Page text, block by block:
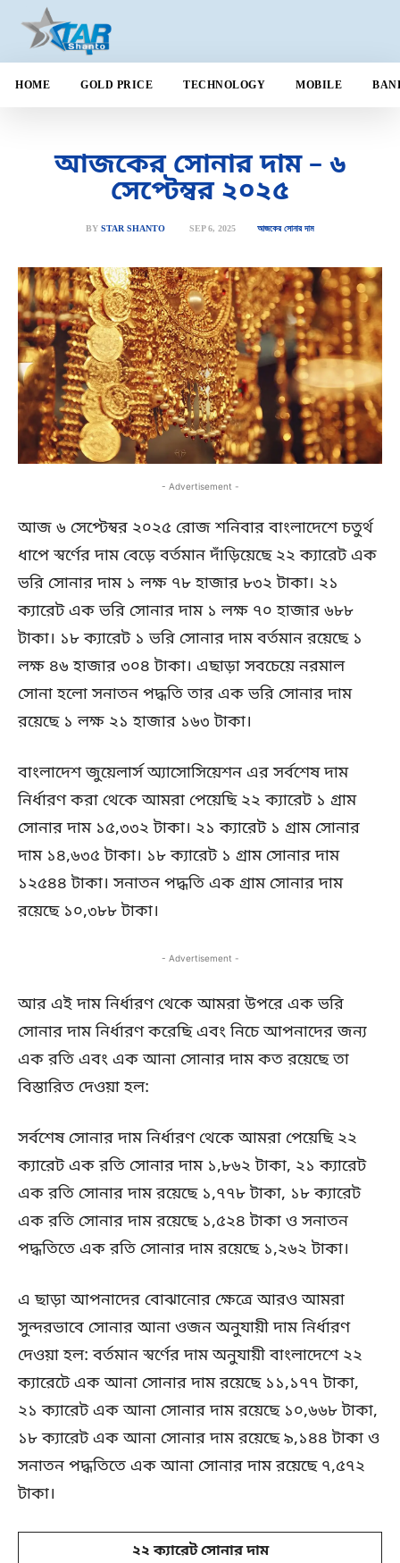
HOME GOLD PRICE TECHNOLOGY MOBILE
আজকের সোনার দাম – ৬
সেপ্টেম্বর ২০২৫
BY STAR SHANTO SEP 6, 2025 আজকের সোনার দাম
- Advertisement -
আজ ৬ সেপ্টেম্বর ২০২৫ রোজ শনিবার বাংলাদেশে চতুর্থ
ধাপে স্বর্ণের দাম বেড়ে বর্তমান দাঁড়িয়েছে ২২ ক্যারেট এক
ভরি সোনার দাম ১ লক্ষ ৭৮ হাজার ৮৩২ টাকা। ২১
ক্যারেট এক ভরি সোনার দাম ১ লক্ষ ৭০ হাজার ৬৮৮
টাকা। ১৮ ক্যারেট ১ ভরি সোনার দাম বর্তমান রয়েছে ১
লক্ষ ৪৬ হাজার ৩০৪ টাকা। এছাড়া সবচেয়ে নরমাল
সোনা হলো সনাতন পদ্ধতি তার এক ভরি সোনার দাম
রয়েছে ১ লক্ষ ২১ হাজার ১৬৩ টাকা।
বাংলাদেশ জুয়েলার্স অ্যাসোসিয়েশন এর সর্বশেষ দাম
নির্ধারণ করা থেকে আমরা পেয়েছি ২২ ক্যারেট ১ গ্রাম
সোনার দাম ১৫,৩৩২ টাকা। ২১ ক্যারেট ১ গ্রাম সোনার
দাম ১৪,৬৩৫ টাকা। ১৮ ক্যারেট ১ গ্রাম সোনার দাম
১২৫৪৪ টাকা। সনাতন পদ্ধতি এক গ্রাম সোনার দাম
রয়েছে ১০,৩৮৮ টাকা।
- Advertisement -
আর এই দাম নির্ধারণ থেকে আমরা উপরে এক ভরি
সোনার দাম নির্ধারণ করেছি এবং নিচে আপনাদের জন্য
এক রতি এবং এক আনা সোনার দাম কত রয়েছে তা
বিস্তারিত দেওয়া হল:
সর্বশেষ সোনার দাম নির্ধারণ থেকে আমরা পেয়েছি ২২
ক্যারেট এক রতি সোনার দাম ১,৮৬২ টাকা, ২১ ক্যারেট
এক রতি সোনার দাম রয়েছে ১,৭৭৮ টাকা, ১৮ ক্যারেট
এক রতি সোনার দাম রয়েছে ১,৫২৪ টাকা ও সনাতন
পদ্ধতিতে এক রতি সোনার দাম রয়েছে ১,২৬২ টাকা।
এ ছাড়া আপনাদের বোঝানোর ক্ষেত্রে আরও আমরা
সুন্দরভাবে সোনার আনা ওজন অনুযায়ী দাম নির্ধারণ
দেওয়া হল: বর্তমান স্বর্ণের দাম অনুযায়ী বাংলাদেশে ২২
ক্যারেটে এক আনা সোনার দাম রয়েছে ১১,১৭৭ টাকা,
২১ ক্যারেট এক আনা সোনার দাম রয়েছে ১০,৬৬৮ টাকা,
১৮ ক্যারেট এক আনা সোনার দাম রয়েছে ৯,১৪৪ টাকা ও
সনাতন পদ্ধতিতে এক আনা সোনার দাম রয়েছে ৭,৫৭২
টাকা।
২২ ক্যারেট সোনার দাম